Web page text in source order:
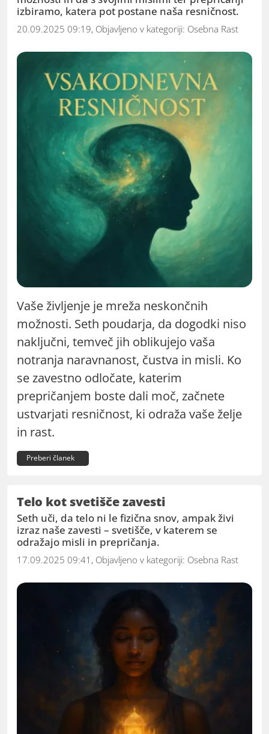
izbiramo, katera pot postane naša resničnost.
20.09.2025 09:19, Objavljeno v kategoriji: Osebna Rast
Vaše življenje je mreža neskončnih
možnosti. Seth poudarja, da dogodki niso
naključni, temveč jih oblikujejo vaša
notranja naravnanost, čustva in misli. Ko
se zavestno odločate, katerim
prepričanjem boste dali moč, začnete
ustvarjati resničnost, ki odraža vaše želje
in rast.
Preberi članek
Telo kot svetišče zavesti
Seth uči, da telo ni le fizična snov, ampak živi
izraz naše zavesti – svetišče, v katerem se
odražajo misli in prepričanja.
17.09.2025 09:41, Objavljeno v kategoriji: Osebna Rast